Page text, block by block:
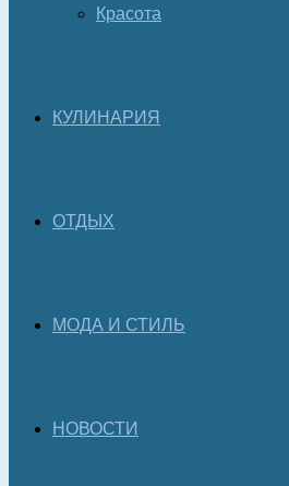
Красота
КУЛИНАРИЯ
ОТДЫХ
МОДА И СТИЛЬ
НОВОСТИ